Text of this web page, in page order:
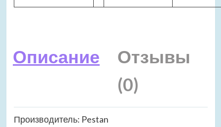
Описание
Отзывы
(0)
Производитель: Pestan